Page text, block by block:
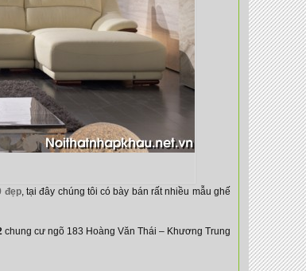
đẹp, tại đây chúng tôi có bày bán rất nhiều mẫu ghế
chung cư ngõ 183 Hoàng Văn Thái – Khương Trung